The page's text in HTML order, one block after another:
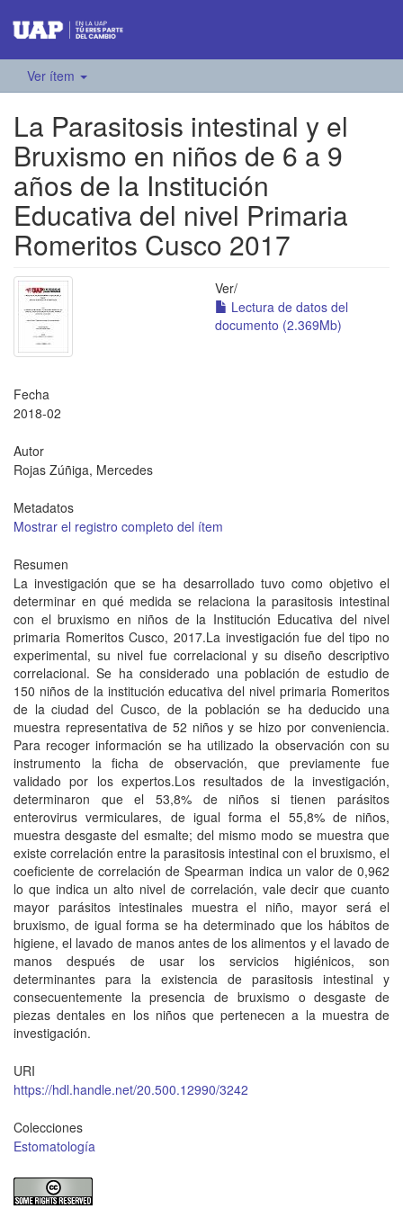
Ver ítem
La Parasitosis intestinal y el
Bruxismo en niños de 6 a 9
años de la Institución
Educativa del nivel Primaria
Romeritos Cusco 2017
Ver/
Lectura de datos del
documento (2.369Mb)
Fecha
2018-02
Autor
Rojas Zúñiga, Mercedes
Metadatos
Mostrar el registro completo del ítem
Resumen
La investigación que se ha desarrollado tuvo como objetivo el
determinar en qué medida se relaciona la parasitosis intestinal
con el bruxismo en niños de la Institución Educativa del nivel
primaria Romeritos Cusco, 2017.La investigación fue del tipo no
experimental, su nivel fue correlacional y su diseño descriptivo
correlacional. Se ha considerado una población de estudio de
150 niños de la institución educativa del nivel primaria Romeritos
de la ciudad del Cusco, de la población se ha deducido una
muestra representativa de 52 niños y se hizo por conveniencia.
Para recoger información se ha utilizado la observación con su
instrumento la ficha de observación, que previamente fue
validado por los expertos.Los resultados de la investigación,
determinaron que el 53,8% de niños si tienen parásitos
enterovirus vermiculares, de igual forma el 55,8% de niños,
muestra desgaste del esmalte; del mismo modo se muestra que
existe correlación entre la parasitosis intestinal con el bruxismo, el
coeficiente de correlación de Spearman indica un valor de 0,962
lo que indica un alto nivel de correlación, vale decir que cuanto
mayor parásitos intestinales muestra el niño, mayor será el
bruxismo, de igual forma se ha determinado que los hábitos de
higiene, el lavado de manos antes de los alimentos y el lavado de
manos después de usar los servicios higiénicos, son
determinantes para la existencia de parasitosis intestinal y
consecuentemente la presencia de bruxismo o desgaste de
piezas dentales en los niños que pertenecen a la muestra de
investigación.
URI
https://hdl.handle.net/20.500.12990/3242
Colecciones
Estomatología